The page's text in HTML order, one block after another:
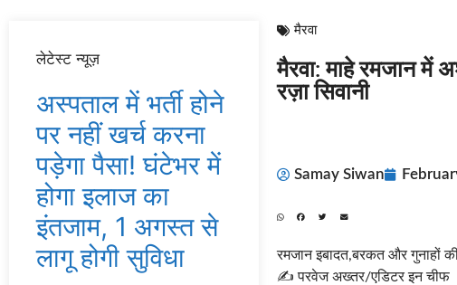
लेटेस्ट न्यूज़
अस्‍पताल में भर्ती होने
पर नहीं खर्च करना
पड़ेगा पैसा! घंटेभर में
होगा इलाज का
इंतजाम, 1 अगस्‍त से
लागू होगी सुविधा
मैरवा
मैरवा: माहे रमजान में
रज़ा सिवानी
Samay Siwan
रमजान इबादत,बरकत और गुनाहों
✍️ परवेज अख्तर/एडिटर इन चीफ